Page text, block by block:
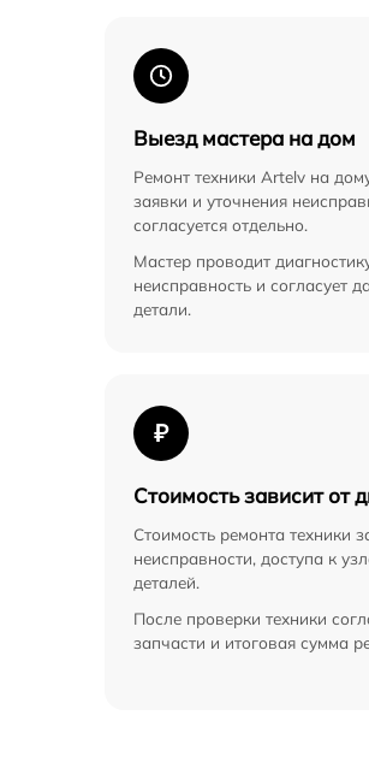
Выезд мастера на дом
Ремонт техники Artelv на
заявки и уточнения
согласуется отдельно.
Мастер проводит
неисправность и согласует
детали.
₽
Стоимость зависит от
Стоимость ремонта техники
неисправности, доступа к
деталей.
После проверки техники
запчасти и итоговая сумма